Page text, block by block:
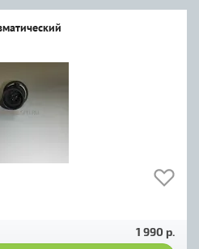
1 990 р.